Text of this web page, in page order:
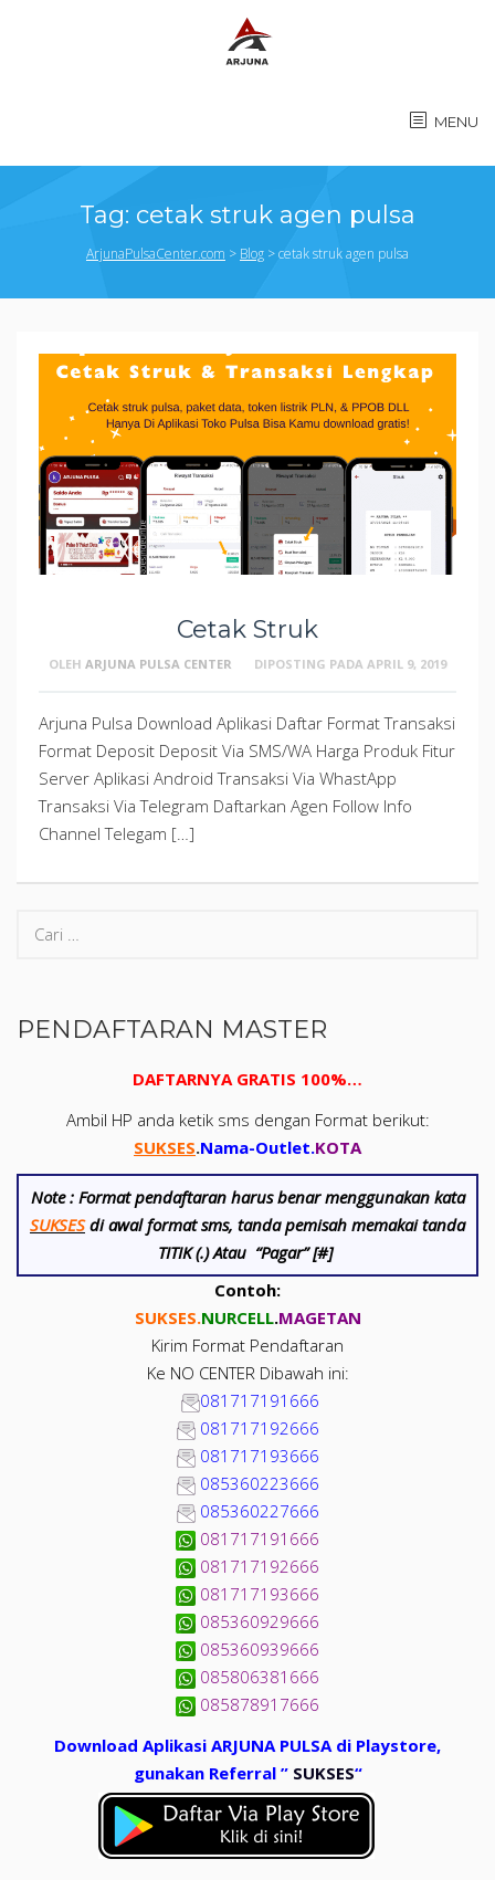
MENU
Tag: cetak struk agen pulsa
ArjunaPulsaCenter.com > Blog >cetak struk agen pulsa
Cetak Struk
OLEH ARJUNA PULSA CENTER DIPOSTING PADA APRIL 9, 2019
Arjuna Pulsa Download Aplikasi Daftar Format Transaksi
Format Deposit Deposit Via SMS/WA Harga Produk Fitur
Server Aplikasi Android Transaksi Via WhastApp
Transaksi Via Telegram Daftarkan Agen Follow Info
Channel Telegam […]
PENDAFTARAN MASTER
DAFTARNYA GRATIS 100%…
Ambil HP anda ketik sms dengan Format berikut:
SUKSES.Nama-Outlet.KOTA
Note : Format pendaftaran harus benar menggunakan kata
SUKSESdi awal format sms, tanda pemisah memakai tanda
TITIK (.) Atau “Pagar” [#]
Contoh:
SUKSES.NURCELL.MAGETAN
Kirim Format Pendaftaran
Ke NO CENTER Dibawah ini:
081717191666
081717192666
081717193666
085360223666
085360227666
081717191666
081717192666
081717193666
085360929666
085360939666
085806381666
085878917666
Download Aplikasi ARJUNA PULSA di Playstore,
gunakan Referral ” SUKSES“